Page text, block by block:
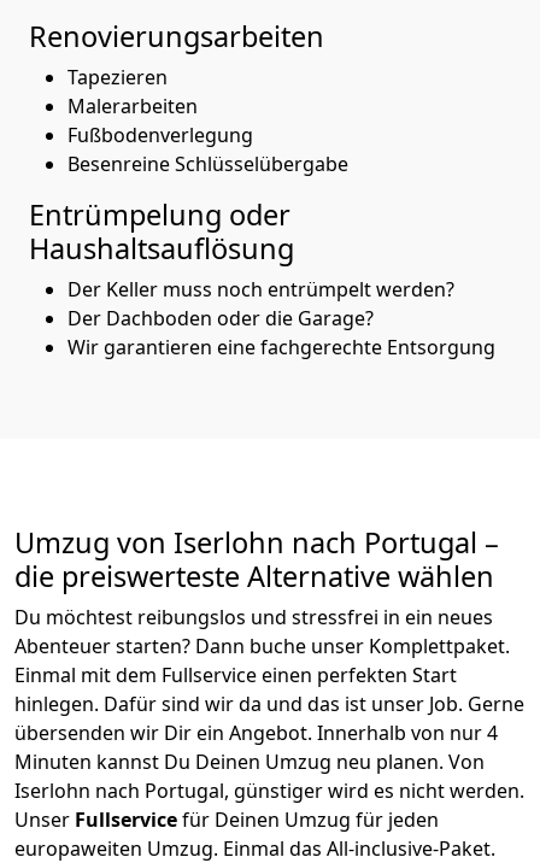
Renovierungsarbeiten
Tapezieren
Malerarbeiten
Fußbodenverlegung
Besenreine Schlüsselübergabe
Entrümpelung oder
Haushaltsauflösung
Der Keller muss noch entrümpelt werden?
Der Dachboden oder die Garage?
Wir garantieren eine fachgerechte Entsorgung
Umzug von Iserlohn nach Portugal –
die preiswerteste Alternative wählen
Du möchtest reibungslos und stressfrei in ein neues
Abenteuer starten? Dann buche unser Komplettpaket.
Einmal mit dem Fullservice einen perfekten Start
hinlegen. Dafür sind wir da und das ist unser Job. Gerne
übersenden wir Dir ein Angebot. Innerhalb von nur4
Minuten kannst Du Deinen Umzug neu planen. Von
Iserlohn nach Portugal, günstiger wird es nicht werden.
Unser Fullservicefür Deinen Umzug für jeden
europaweiten Umzug. Einmal das All-inclusive-Paket.